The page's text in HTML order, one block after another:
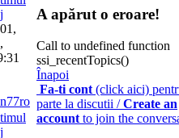
A apărut o eroare!
Call to undefined function
ssi_recentTopics()
Înapoi
Fa-ti cont (click aici)
parte la discutii /Create an
account to join the